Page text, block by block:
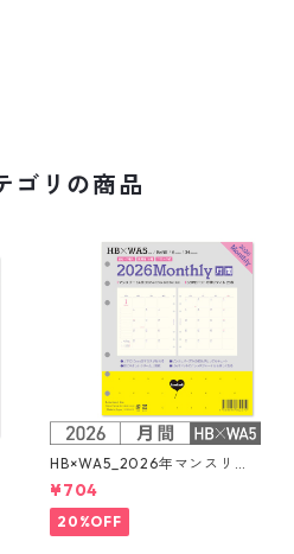
ゴリの商品
HB×WA5_2026年マンスリー
月間ブロック+LOVEドット罫
システム手帳リフィル
¥704
20%OFF